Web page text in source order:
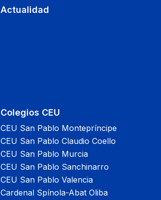
Actualidad
Colegios CEU
CEU San Pablo Montepríncipe
CEU San Pablo Claudio Coello
CEU San Pablo Murcia
CEU San Pablo Sanchinarro
CEU San Pablo Valencia
Cardenal Spínola-Abat Oliba